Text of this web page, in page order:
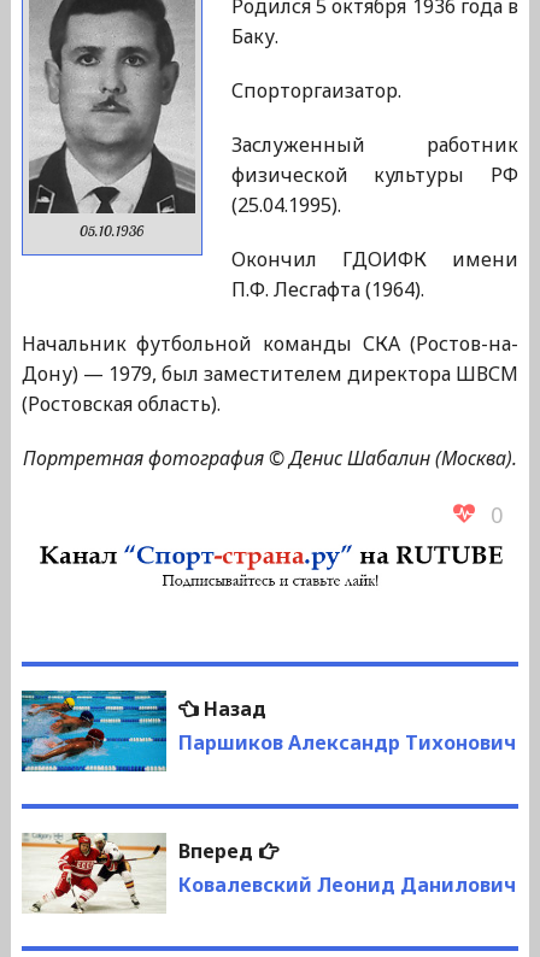
05.10.1936
Родился 5 октября 1936 года в
Баку.
Спорторгаизатор.
Заслуженный работник
физической культуры РФ
(25.04.1995).
Окончил ГДОИФК имени
П.Ф. Лесгафта (1964).
Начальник футбольной команды СКА (Ростов-на-
Дону) — 1979, был заместителем директора ШВСМ
(Ростовская область).
Портретная фотография © Денис Шабалин (Москва).
0
Навигация
по
записям
НазадПредыдущая
запись:
Паршиков Александр Тихонович
Вперед
Следующая
запись:
Ковалевский Леонид Данилович